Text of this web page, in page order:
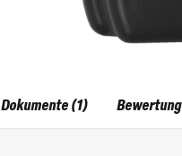
Dokumente (1)